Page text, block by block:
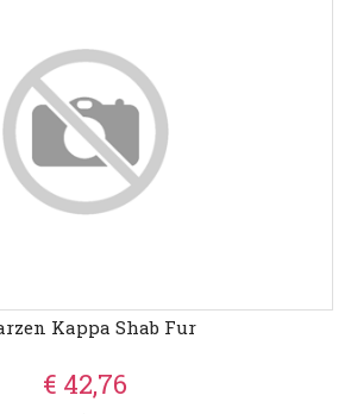
Kappa Shab Fur
€ 42,76